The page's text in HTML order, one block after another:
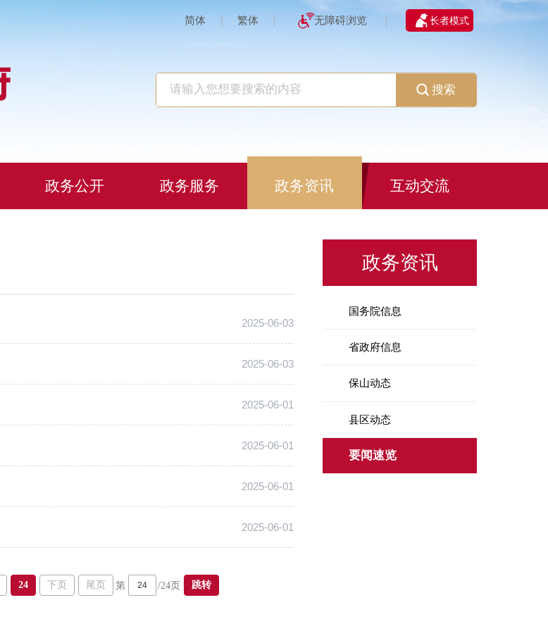
简体 | 繁体 | 无障碍浏览 | 长者模式
搜索
政务公开 政务服务 政务资讯 互动交流
政务资讯
国务院信息
省政府信息
保山动态
县区动态
要闻速览
2025-06-03
2025-06-03
2025-06-01
2025-06-01
2025-06-01
2025-06-01
24 下页 尾页 第 /24页 跳转